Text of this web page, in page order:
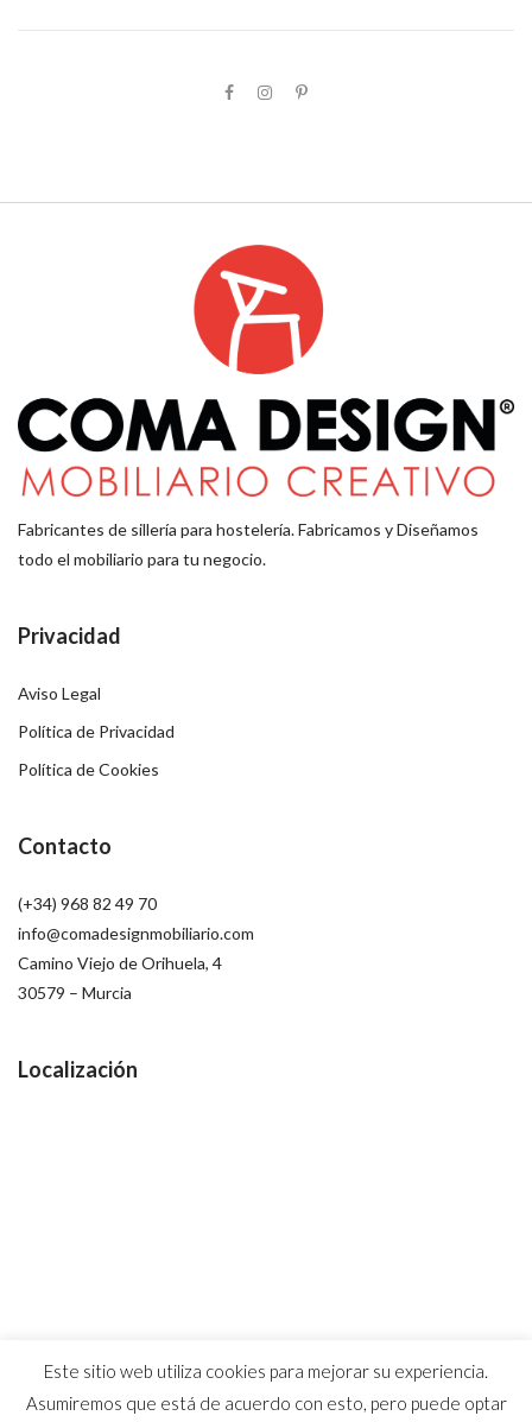
Fabricantes de sillería para hostelería. Fabricamos y Diseñamos
todo el mobiliario para tu negocio.
Privacidad
Aviso Legal
Política de Privacidad
Política de Cookies
Contacto
(+34) 968 82 49 70
info@comadesignmobiliario.com
Camino Viejo de Orihuela, 4
30579 – Murcia
Localización
Este sitio web utiliza cookies para mejorar su experiencia.
Asumiremos que está de acuerdo con esto, pero puede optar